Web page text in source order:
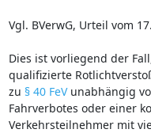
Vgl. BVerwG, Urteil vom
Dies ist vorliegend der
qualifizierte
zu § 40 FeVunabhängig
Fahrverbotes oder einer
Verkehrsteilnehmer mit